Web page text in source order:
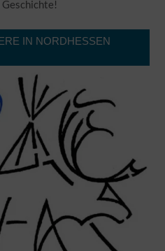
IN NORDHESSEN